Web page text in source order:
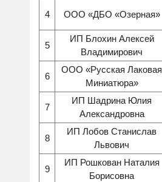
4 ООО «ДБО «Озерная»
5
ИП Блохин Алексей
Владимирович
6
ООО «Русская Лаковая
Миниатюра»
7
ИП Шадрина Юлия
Александровна
8
ИП Лобов Станислав
Львович
9
ИП Рошкован Наталия
Борисовна